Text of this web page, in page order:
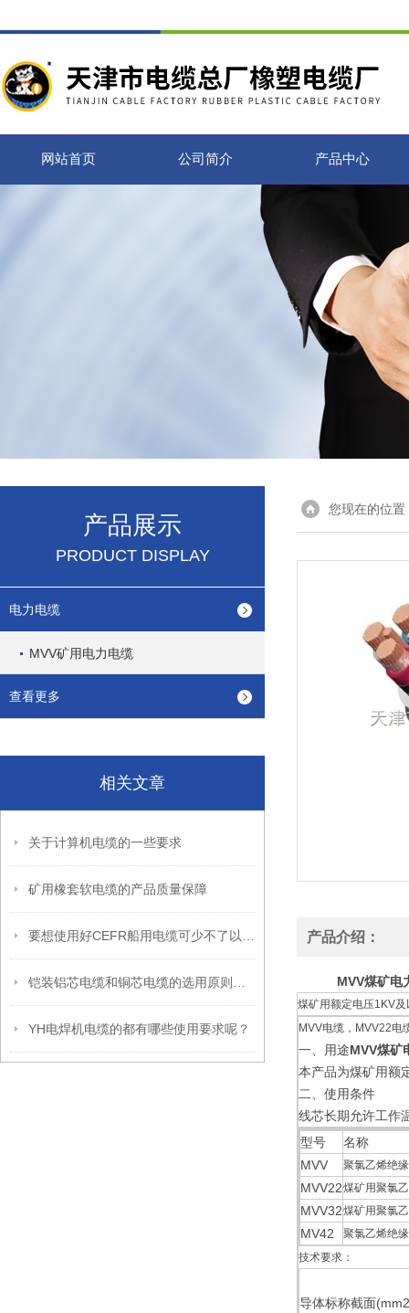
网站首页 公司简介 产品中心
产品展示
PRODUCT DISPLAY
电力电缆
MVV矿用电力电缆
查看更多
相关文章
关于计算机电缆的一些要求
矿用橡套软电缆的产品质量保障
YH电焊机电缆的都有哪些使用要求呢？
您现在的位置
产品介绍：
MVV煤矿电
煤矿用额定电压1KV
MVV电缆，MVV22电
一、用途MVV煤矿
本产品为煤矿用额
二、使用条件
线芯长期允许工作
型号
名称
MVV
聚氯乙烯绝
MVV22煤矿用聚氯
MVV32煤矿用聚氯
MV42
聚氯乙烯绝
技术要求：
导体标称截面